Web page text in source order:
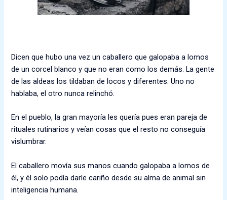
Dicen que hubo una vez un caballero que galopaba a lomos
de un corcel blanco y que no eran como los demás. La gente
de las aldeas los tildaban de locos y diferentes. Uno no
hablaba, el otro nunca relinchó.
En el pueblo, la gran mayoría les quería pues eran pareja de
rituales rutinarios y veían cosas que el resto no conseguía
vislumbrar.
El caballero movía sus manos cuando galopaba a lomos de
él, y él solo podía darle cariño desde su alma de animal sin
inteligencia humana.